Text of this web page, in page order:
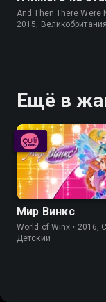
And Then There Were
2015, Великобритания,
Ещё в
Мир Винкс
World of Winx • 2016,
Детский